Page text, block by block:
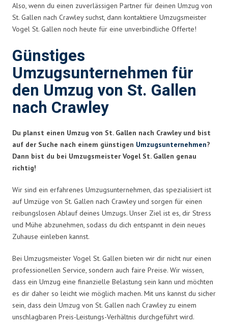
Also, wenn du einen zuverlässigen Partner für deinen Umzug von
St. Gallen nach Crawley suchst, dann kontaktiere Umzugsmeister
Vogel St. Gallen noch heute für eine unverbindliche Offerte!
Günstiges
Umzugsunternehmen für
den Umzug von St. Gallen
nach Crawley
Du planst einen Umzug von St. Gallen nach Crawley und bist
auf der Suche nach einem günstigen Umzugsunternehmen?
Dann bist du bei Umzugsmeister Vogel St. Gallen genau
richtig!
Wir sind ein erfahrenes Umzugsunternehmen, das spezialisiert ist
auf Umzüge von St. Gallen nach Crawley und sorgen für einen
reibungslosen Ablauf deines Umzugs. Unser Ziel ist es, dir Stress
und Mühe abzunehmen, sodass du dich entspannt in dein neues
Zuhause einleben kannst.
Bei Umzugsmeister Vogel St. Gallen bieten wir dir nicht nur einen
professionellen Service, sondern auch faire Preise. Wir wissen,
dass ein Umzug eine finanzielle Belastung sein kann und möchten
es dir daher so leicht wie möglich machen. Mit uns kannst du sicher
sein, dass dein Umzug von St. Gallen nach Crawley zu einem
unschlagbaren Preis-Leistungs-Verhältnis durchgeführt wird.